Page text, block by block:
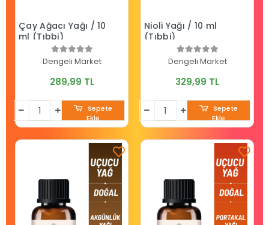
Çay Ağacı Yağı / 10
ml (Tıbbi)
Dengeli Market
289,99 TL
Sepete
Ekle
Nioli Yağı / 10 ml
(Tıbbi)
Dengeli Market
329,99 TL
Sepete
Ekle